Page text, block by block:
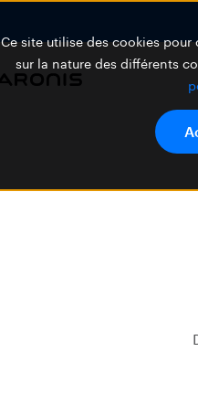
Ce site utilise des cookies
sur la nature des différents